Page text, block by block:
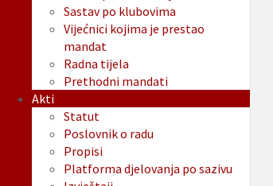
Sastav po klubovima
Vijećnici kojima je prestao
mandat
Radna tijela
Prethodni mandati
Akti
Statut
Poslovnik o radu
Propisi
Platforma djelovanja po sazivu